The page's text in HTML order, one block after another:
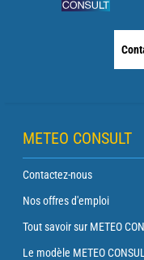
METEO CONSULT
Contactez-nous
Nos offres d'emploi
Tout savoir sur METEO
Le modèle METEO